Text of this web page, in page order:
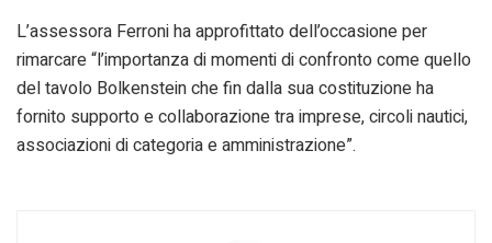
L’assessora Ferroni ha approfittato dell’occasione per
rimarcare “l’importanza di momenti di confronto come quello
del tavolo Bolkenstein che fin dalla sua costituzione ha
fornito supporto e collaborazione tra imprese, circoli nautici,
associazioni di categoria e amministrazione”.